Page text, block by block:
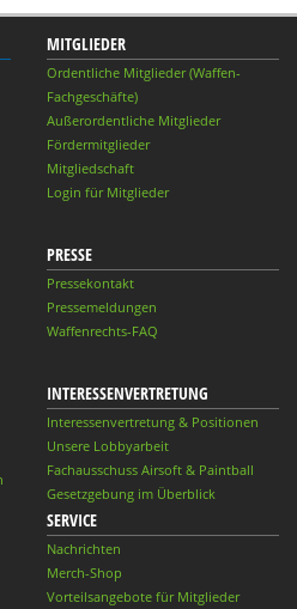
MITGLIEDER
Ordentliche Mitglieder (Waffen-
Fachgeschäfte)
Außerordentliche Mitglieder
Fördermitglieder
Mitgliedschaft
Login für Mitglieder
PRESSE
Pressekontakt
Pressemeldungen
Waffenrechts-FAQ
INTERESSENVERTRETUNG
Interessenvertretung & Positionen
Unsere Lobbyarbeit
Fachausschuss Airsoft & Paintball
Gesetzgebung im Überblick
SERVICE
Nachrichten
Merch-Shop
Vorteilsangebote für Mitglieder